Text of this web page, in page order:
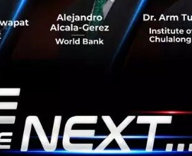
ณ์ต่อไปที่เราจะเจอคือ
ม่ถึงดวงดาว?
Shah ซึ่งเขียนไว้